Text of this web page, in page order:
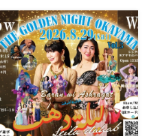
りにて踊らせていただきます♡
太鼓も叩くよー！私たちは
18:40頃から出演です屋台も出
てとても楽しいお祭りになりそ
う
私たちも踊った後は祭り
を楽しみます
遊びにいら
[…]